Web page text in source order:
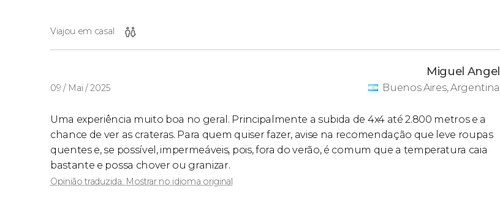
Viajou em casal
09 / Mai / 2025
Miguel Angel
Buenos Aires, Argentina
Uma experiência muito boa no geral. Principalmente a subida de 4x4 até 2.800 metros e a
chance de ver as crateras. Para quem quiser fazer, avise na recomendação que leve roupas
quentes e, se possível, impermeáveis, pois, fora do verão, é comum que a temperatura caia
bastante e possa chover ou granizar.
Opinião traduzida. Mostrar no idioma original